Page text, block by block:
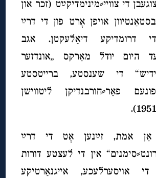
די צוויי⸗מינימדיקײַט (זכר און
אויפן אָרט פון די דרײַ
דרומדיקע דיאַלעקטן. אגב
היום יודל מאַרקס „אונדזער
די שענסטע, ברייטסטע
פאַר⸗חורבנדיקן ליטווישן
אַן אמת, זײַנען אָט די דרײַ
אין די לעצטע דורות
אויסערלעכע, אייגנאַרטיקע